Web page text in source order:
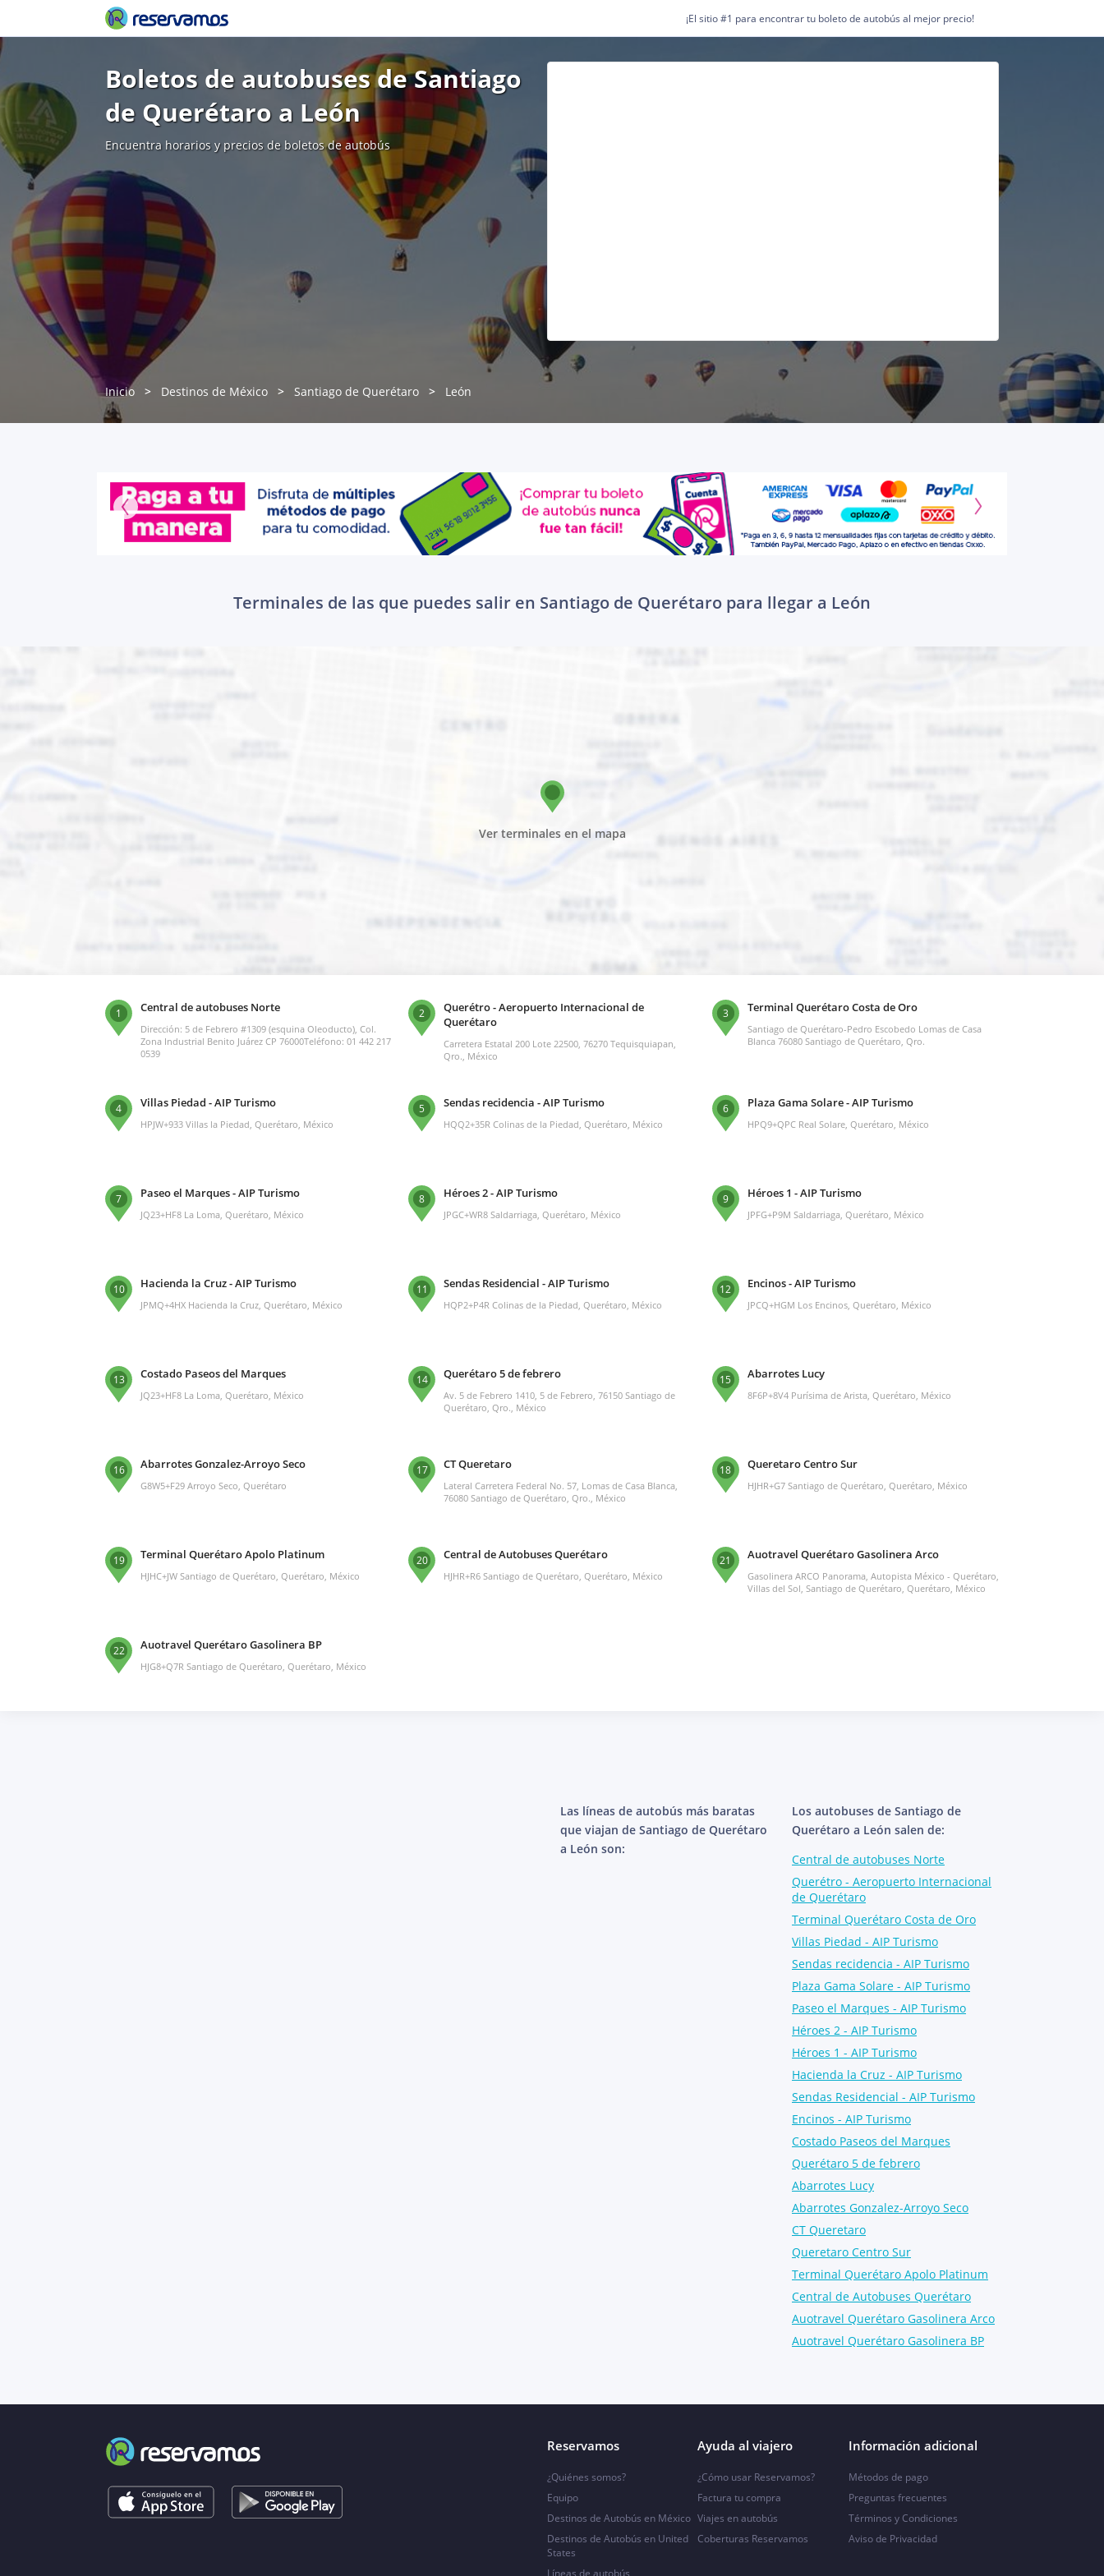
¡El sitio #1 para encontrar tu boleto de autobús al mejor precio!
Boletos de autobuses de Santiago
de Querétaro a León
Encuentra horarios y precios de boletos de autobús
Inicio Destinos de México Santiago de Querétaro León
Terminales de las que puedes salir en Santiago de Querétaro para llegar a León
Ver terminales en el mapa
1 Central de autobuses Norte
Dirección: 5 de Febrero #1309 (esquina Oleoducto), Col.
Zona Industrial Benito Juárez CP 76000Teléfono: 01 442 217
0539
2
Querétro - Aeropuerto Internacional de
Querétaro
Carretera Estatal 200 Lote 22500, 76270 Tequisquiapan,
Qro., México
3 Terminal Querétaro Costa de Oro
Santiago de Querétaro-Pedro Escobedo Lomas de Casa
Blanca 76080 Santiago de Querétaro, Qro.
4 Villas Piedad - AIP Turismo
HPJW+933 Villas la Piedad, Querétaro, México
5 Sendas recidencia - AIP Turismo
HQQ2+35R Colinas de la Piedad, Querétaro, México
6 Plaza Gama Solare - AIP Turismo
HPQ9+QPC Real Solare, Querétaro, México
7 Paseo el Marques - AIP Turismo
JQ23+HF8 La Loma, Querétaro, México
8 Héroes 2 - AIP Turismo
JPGC+WR8 Saldarriaga, Querétaro, México
9 Héroes 1 - AIP Turismo
JPFG+P9M Saldarriaga, Querétaro, México
10 Hacienda la Cruz - AIP Turismo
JPMQ+4HX Hacienda la Cruz, Querétaro, México
11 Sendas Residencial - AIP Turismo
HQP2+P4R Colinas de la Piedad, Querétaro, México
12 Encinos - AIP Turismo
JPCQ+HGM Los Encinos, Querétaro, México
13 Costado Paseos del Marques
JQ23+HF8 La Loma, Querétaro, México
14 Querétaro 5 de febrero
Av. 5 de Febrero 1410, 5 de Febrero, 76150 Santiago de
Querétaro, Qro., México
15 Abarrotes Lucy
8F6P+8V4 Purísima de Arista, Querétaro, México
16 Abarrotes Gonzalez-Arroyo Seco
G8W5+F29 Arroyo Seco, Querétaro
17 CT Queretaro
Lateral Carretera Federal No. 57, Lomas de Casa Blanca,
76080 Santiago de Querétaro, Qro., México
18 Queretaro Centro Sur
HJHR+G7 Santiago de Querétaro, Querétaro, México
19 Terminal Querétaro Apolo Platinum
HJHC+JW Santiago de Querétaro, Querétaro, México
20 Central de Autobuses Querétaro
HJHR+R6 Santiago de Querétaro, Querétaro, México
21 Auotravel Querétaro Gasolinera Arco
Gasolinera ARCO Panorama, Autopista México - Querétaro,
Villas del Sol, Santiago de Querétaro, Querétaro, México
22 Auotravel Querétaro Gasolinera BP
HJG8+Q7R Santiago de Querétaro, Querétaro, México
Las líneas de autobús más baratas
que viajan de Santiago de Querétaro
a León son:
Los autobuses de Santiago de
Querétaro a León salen de:
Central de autobuses Norte
Querétro - Aeropuerto Internacional
de Querétaro
Terminal Querétaro Costa de Oro
Villas Piedad - AIP Turismo
Sendas recidencia - AIP Turismo
Plaza Gama Solare - AIP Turismo
Paseo el Marques - AIP Turismo
Héroes 2 - AIP Turismo
Héroes 1 - AIP Turismo
Hacienda la Cruz - AIP Turismo
Sendas Residencial - AIP Turismo
Encinos - AIP Turismo
Costado Paseos del Marques
Querétaro 5 de febrero
Abarrotes Lucy
Abarrotes Gonzalez-Arroyo Seco
CT Queretaro
Queretaro Centro Sur
Terminal Querétaro Apolo Platinum
Central de Autobuses Querétaro
Auotravel Querétaro Gasolinera Arco
Auotravel Querétaro Gasolinera BP
Reservamos
¿Quiénes somos?
Equipo
Destinos de Autobús en México
Destinos de Autobús en United
States
Líneas de autobús
Ayuda al viajero
¿Cómo usar Reservamos?
Factura tu compra
Viajes en autobús
Coberturas Reservamos
Información adicional
Métodos de pago
Preguntas frecuentes
Términos y Condiciones
Aviso de Privacidad